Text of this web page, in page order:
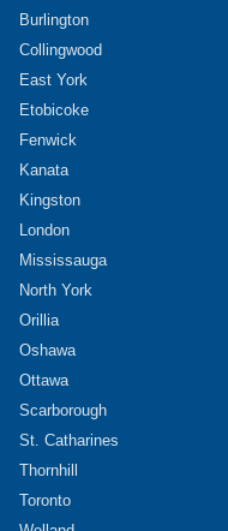
Burlington
Collingwood
East York
Etobicoke
Fenwick
Kanata
Kingston
London
Mississauga
North York
Orillia
Oshawa
Ottawa
Scarborough
St. Catharines
Thornhill
Toronto